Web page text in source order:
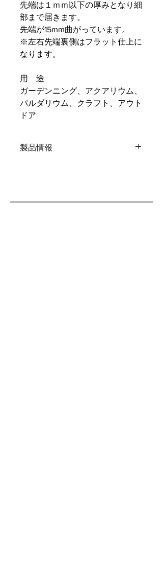
先端は１ｍｍ以下の厚みとなり細
部まで届きます。
先端が15mm曲がっています。
※左右先端裏側はフラット仕上に
なります。
用 途
ガーデンニング、アクアリウム、
パルダリウム、クラフト、アウト
ドア
製品情報